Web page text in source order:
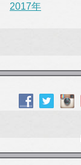
2017年